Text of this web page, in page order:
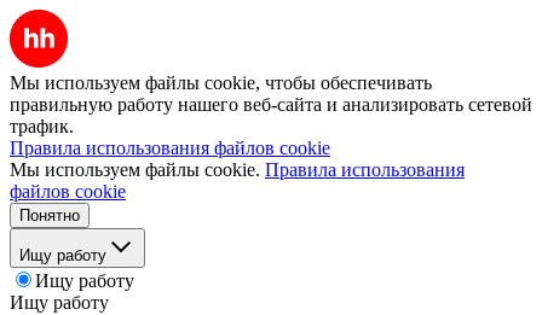
Мы используем файлы cookie, чтобы обеспечивать
правильную работу нашего веб-сайта и анализировать сетевой
трафик.
Правила использования файлов cookie
Мы используем файлы cookie. Правила использования
файлов cookie
Понятно
Ищу работу
Ищу работу
Ищу работу